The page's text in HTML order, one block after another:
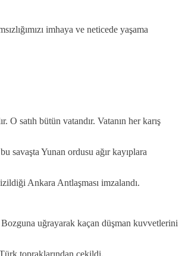
imhaya ve neticede yaşama
satıh bütün vatandır. Vatanın her karış
savaşta Yunan ordusu ağır kayıplara
Ankara Antlaşması imzalandı.
uğrayarak kaçan düşman kuvvetlerini
topraklarından çekildi.